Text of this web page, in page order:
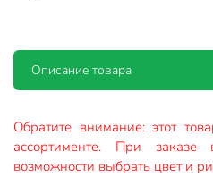
Описание товара
Обратите внимание: этот
ассортименте. При заказе
возможности выбрать цвет и